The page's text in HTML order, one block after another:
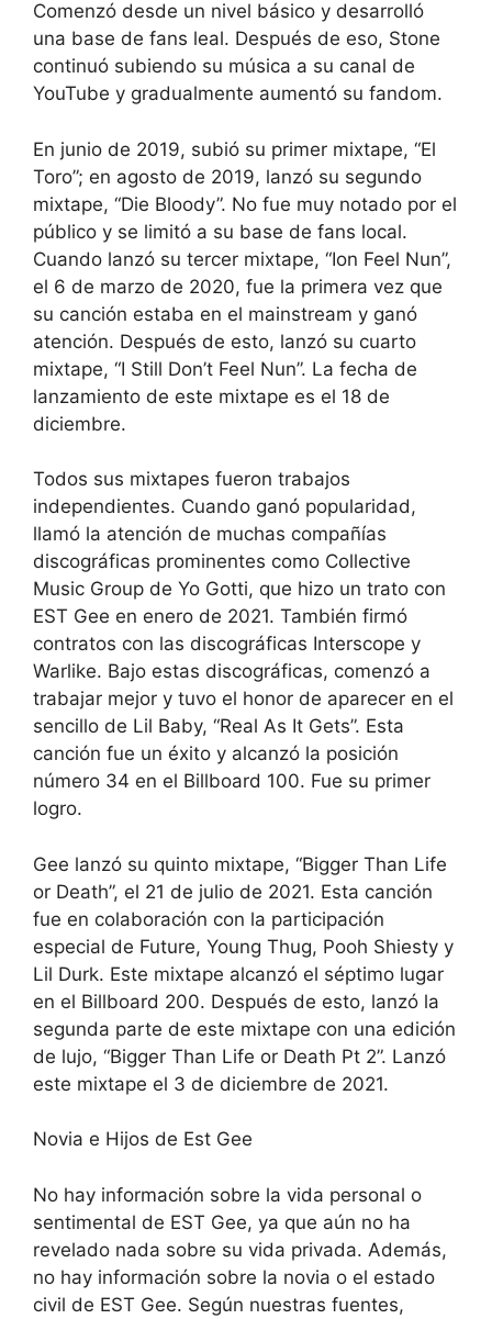
Comenzó desde un nivel básico y desarrolló
una base de fans leal. Después de eso, Stone
continuó subiendo su música a su canal de
YouTube y gradualmente aumentó su fandom.
En junio de 2019, subió su primer mixtape, “El
Toro”; en agosto de 2019, lanzó su segundo
mixtape, “Die Bloody”. No fue muy notado por el
público y se limitó a su base de fans local.
Cuando lanzó su tercer mixtape, “Ion Feel Nun”,
el 6 de marzo de 2020, fue la primera vez que
su canción estaba en el mainstream y ganó
atención. Después de esto, lanzó su cuarto
mixtape, “I Still Don’t Feel Nun”. La fecha de
lanzamiento de este mixtape es el 18 de
diciembre.
Todos sus mixtapes fueron trabajos
independientes. Cuando ganó popularidad,
llamó la atención de muchas compañías
discográficas prominentes como Collective
Music Group de Yo Gotti, que hizo un trato con
EST Gee en enero de 2021. También firmó
contratos con las discográficas Interscope y
Warlike. Bajo estas discográficas, comenzó a
trabajar mejor y tuvo el honor de aparecer en el
sencillo de Lil Baby, “Real As It Gets”. Esta
canción fue un éxito y alcanzó la posición
número 34 en el Billboard 100. Fue su primer
logro.
Gee lanzó su quinto mixtape, “Bigger Than Life
or Death”, el 21 de julio de 2021. Esta canción
fue en colaboración con la participación
especial de Future, Young Thug, Pooh Shiesty y
Lil Durk. Este mixtape alcanzó el séptimo lugar
en el Billboard 200. Después de esto, lanzó la
segunda parte de este mixtape con una edición
de lujo, “Bigger Than Life or Death Pt 2”. Lanzó
este mixtape el 3 de diciembre de 2021.
Novia e Hijos de Est Gee
No hay información sobre la vida personal o
sentimental de EST Gee, ya que aún no ha
revelado nada sobre su vida privada. Además,
no hay información sobre la novia o el estado
civil de EST Gee. Según nuestras fuentes,